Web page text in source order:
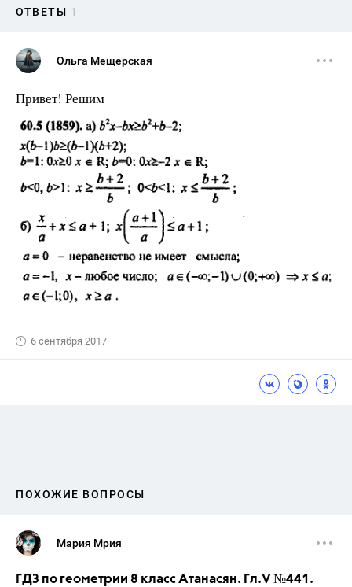
ОТВЕТЫ 1
Ольга Мещерская
Привет! Решим
6 сентября 2017
ПОХОЖИЕ ВОПРОСЫ
Мария Мрия
ГДЗ по геометрии 8 класс Атанасян. Гл.V №441.